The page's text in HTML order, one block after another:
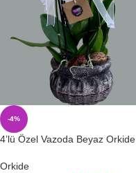
-4%
4’lü Özel Vazoda Beyaz Orkide
Orkide